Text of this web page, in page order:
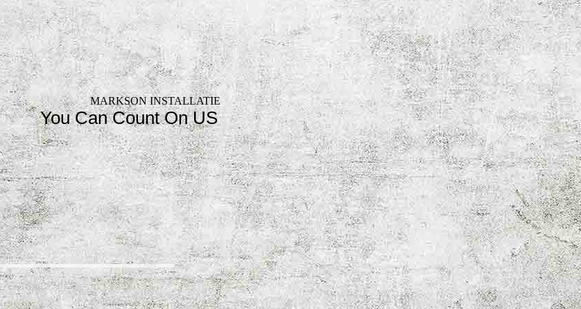
MARKSON INSTALLATIE
You Can Count On US